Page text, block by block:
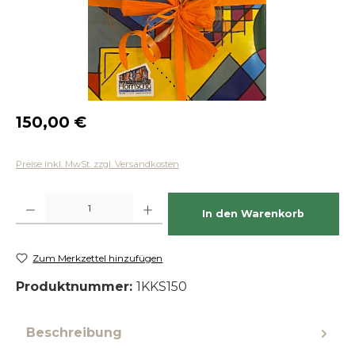
Regulärer Preis:
150,00 €
Preise inkl. MwSt. zzgl. Versandkosten
In den Warenkorb
Zum Merkzettel hinzufügen
Produktnummer: 1KKS150
Beschreibung